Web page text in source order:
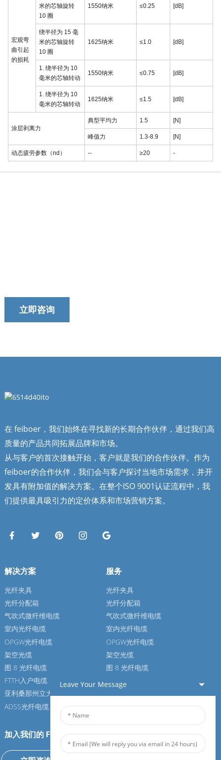
宏观弯
曲引起
的损耗
米的芯轴旋转
10 圈
1550纳米 ≤0.25 [dB]
绕半径为 15 毫
米的芯轴旋转
10 圈
1625纳米 ≤1.0 [dB]
1. 绕半径为 10
毫米的芯轴转动
1550纳米 ≤0.75 [dB]
1. 绕半径为 10
毫米的芯轴转动
1625纳米 ≤1.5 [dB]
涂层剥离力
典型平均力 1.5 [N]
峰值力 1.3-8.9 [N]
动态疲劳参数（nd） -- ≥20 -
立即咨询
在 feiboer，我们始终在寻找新的长期合作伙伴，通过我们高
质量的产品共同拓展品牌和市场。
从与客户的首次接触开始，客户就是我们的合作伙伴。作为
feiboer的合作伙伴，我们会与客户探讨当地市场需求，并开
发具有附加值的解决方案。在整个ISO 9001认证流程中，我
们提供最具吸引力的定价体系和市场营销方案。
解决方案
光纤夹具
光纤分配箱
气吹式微纤维电缆
室内光纤电缆
OPGW光纤电缆
架空光缆
图 8 光纤电缆
FTTH入户电缆
亚利桑那州立大学光纤电缆
ADSS光纤电缆
服务
光纤夹具
光纤分配箱
气吹式微纤维电缆
室内光纤电缆
OPGW光纤电缆
架空光缆
图 8 光纤电缆
ADSS光纤电缆
加入我们的 Feiboer
Leave Your Message